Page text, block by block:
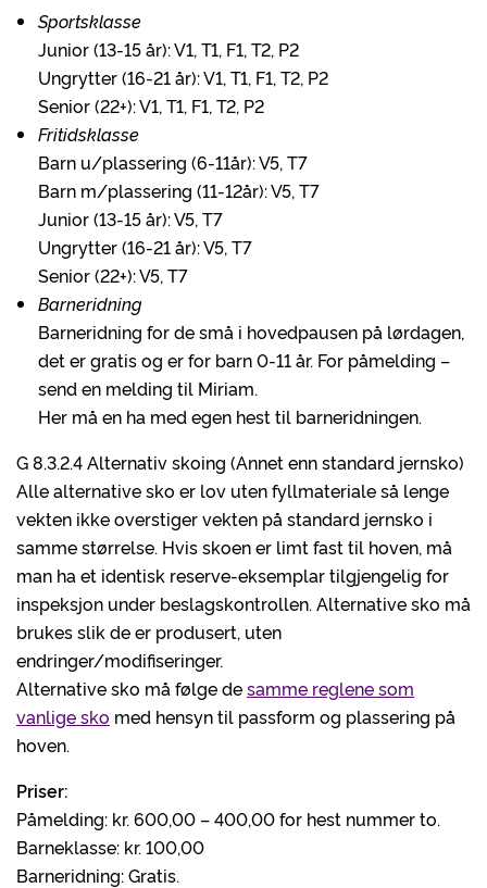
Sportsklasse
Junior (13-15 år): V1, T1, F1, T2, P2
Ungrytter (16-21 år): V1, T1, F1, T2, P2
Senior (22+): V1, T1, F1, T2, P2
Fritidsklasse
Barn u/plassering (6-11år): V5, T7
Barn m/plassering (11-12år): V5, T7
Junior (13-15 år): V5, T7
Ungrytter (16-21 år): V5, T7
Senior (22+): V5, T7
Barneridning
Barneridning for de små i hovedpausen på lørdagen,
det er gratis og er for barn 0-11 år. For påmelding –
send en melding til Miriam.
Her må en ha med egen hest til barneridningen.
G 8.3.2.4 Alternativ skoing (Annet enn standard jernsko)
Alle alternative sko er lov uten fyllmateriale så lenge
vekten ikke overstiger vekten på standard jernsko i
samme størrelse. Hvis skoen er limt fast til hoven, må
man ha et identisk reserve-eksemplar tilgjengelig for
inspeksjon under beslagskontrollen. Alternative sko må
brukes slik de er produsert, uten
endringer/modifiseringer.
Alternative sko må følge desamme reglene som
vanlige sko med hensyn til passform og plassering på
hoven.
Priser:
Påmelding: kr. 600,00 – 400,00 for hest nummer to.
Barneklasse: kr. 100,00
Barneridning: Gratis.